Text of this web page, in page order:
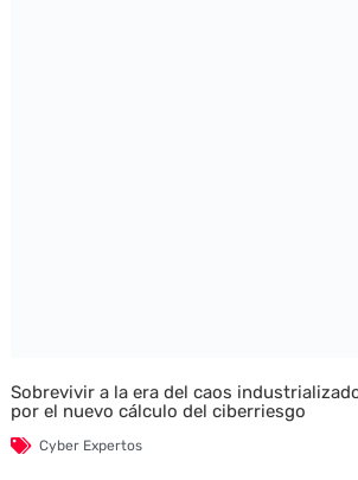
Sobrevivir a la era del caos
por el nuevo cálculo del ciberriesgo
Cyber Expertos